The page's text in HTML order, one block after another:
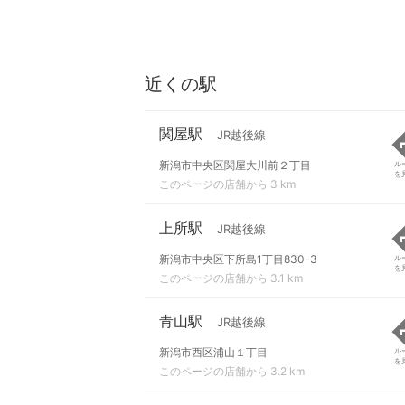
近くの駅
関屋駅 JR越後線
新潟市中央区関屋大川前２丁目
このページの店舗から 3 km
ル
を
上所駅 JR越後線
新潟市中央区下所島1丁目830-3
このページの店舗から 3.1 km
ル
を
青山駅 JR越後線
新潟市西区浦山１丁目
このページの店舗から 3.2 km
ル
を